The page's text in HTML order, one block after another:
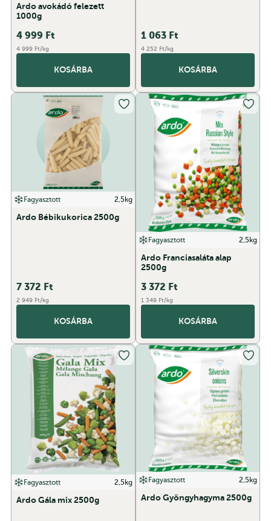
Ardo avokádó felezett
1000g
4 999 Ft
4 999 Ft/kg
KOSÁRBA
1 063 Ft
4 252 Ft/kg
KOSÁRBA
Fagyasztott 2,5kg
Ardo Bébikukorica 2500g
7 372 Ft
2 949 Ft/kg
KOSÁRBA
Fagyasztott 2,5kg
Ardo Franciasaláta alap
2500g
3 372 Ft
1 349 Ft/kg
KOSÁRBA
Fagyasztott 2,5kg
Ardo Gála mix 2500g
Fagyasztott 2,5kg
Ardo Gyöngyhagyma 2500g